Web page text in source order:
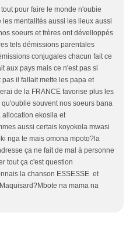
pour faire le monde n'oubie
mentalités aussi les lieux aussi
soeurs et frères ont dévelloppés
tels démissions parentales
conjugales chacun fait ce
aux pays mais ce n'est pas si
il fallait mette les papa et
de la FRANCE favorise plus les
souvent nos soeurs bana
allocation ekosila et
aussi certais koyokola mwasi
nga te mais omona mpoto?la
ça ne fait de mal à personne
tout ça c'est question
la chanson ESSESSE et
na mama na